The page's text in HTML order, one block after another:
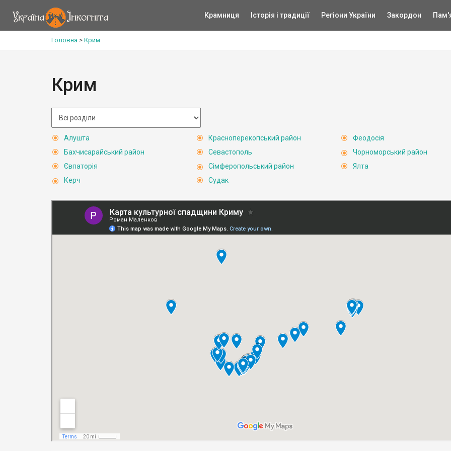
Крамниця Історія і традиції Регіони України Закордон
Головна > Крим
Крим
Алушта
Бахчисарайський район
Євпаторія
Керч
Красноперекопський район
Севастополь
Сімферопольський район
Судак
Феодосія
Чорноморський район
Ялта